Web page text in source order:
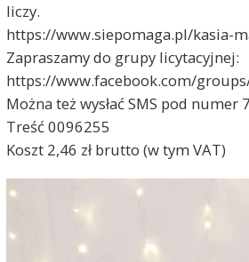
liczy.
https://www.siepomaga.pl/kasia-
Zapraszamy do grupy licytacyjnej:
https://www.facebook.com/
Można też wysłać SMS pod numer
Treść 0096255
Koszt 2,46 zł brutto (w tym VAT)